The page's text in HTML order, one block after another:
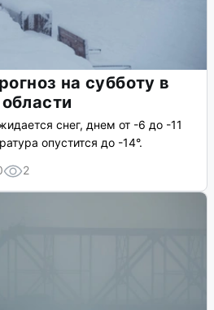
на субботу в
снег, днем от -6 до -11
опустится до -14°.
2